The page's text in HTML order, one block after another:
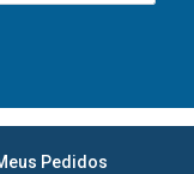
Pedidos